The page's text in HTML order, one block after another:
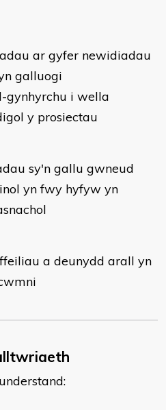
ar gyfer newidiadau
galluogi
gynhyrchu i wella
y prosiectau
sy'n gallu gwneud
yn fwy hyfyw yn
a deunydd arall yn